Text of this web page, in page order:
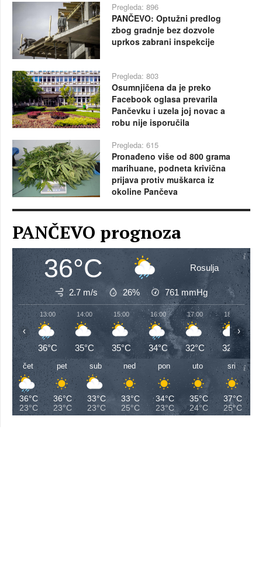
Pregleda: 896
PANČEVO: Optužni predlog
zbog gradnje bez dozvole
uprkos zabrani inspekcije
Pregleda: 803
Osumnjičena da je preko
Facebook oglasa prevarila
Pančevku i uzela joj novac a
robu nije isporučila
Pregleda: 615
Pronađeno više od 800 grama
marihuane, podneta krivična
prijava protiv muškarca iz
okoline Pančeva
PANČEVO prognoza
36°C Rosulja
2.7 m/s 26% 761 mmHg
13:00
36°C
14:00
35°C
15:00
35°C
16:00
34°C
17:00
32°C
18:00
32°C
‹ ›
čet
36°C
23°C
pet
36°C
23°C
sub
33°C
23°C
ned
33°C
25°C
pon
34°C
23°C
uto
35°C
24°C
sri
37°C
25°C